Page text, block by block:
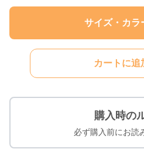
サイズ・カラ
カートに追
購入時の
必ず購入前にお読